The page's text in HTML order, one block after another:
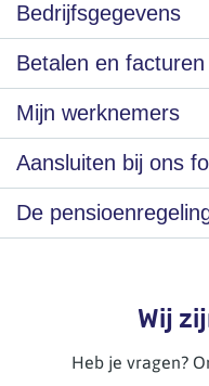
Bedrijfsgegevens
Betalen en facturen
Mijn werknemers
Aansluiten bij ons
De
Wij
Heb je vragen?